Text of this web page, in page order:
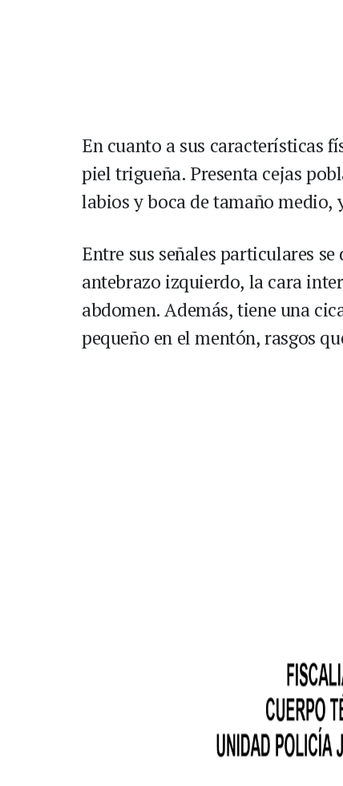
En cuanto a sus características
piel trigueña. Presenta cejas
labios y boca de tamaño
Entre sus señales particulares
antebrazo izquierdo, la cara
abdomen. Además, tiene una
pequeño en el mentón, rasgos